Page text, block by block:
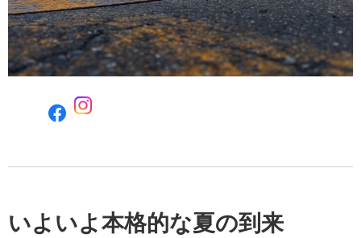
F
k
いよいよ本格的な夏の到来